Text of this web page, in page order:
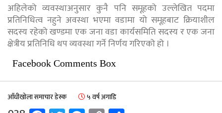
अहिलेको व्यवस्थाअनुसार कुनै पनि समूहको उल्लेखित पदमा
प्रतिनिधित्व नहुने अवस्था भएमा वडामा यो समूहबाट क्रियाशील
सदस्य रहेको खण्डमा एक जना वडा कार्यसमिति सदस्य र एक जना
क्षेत्रीय प्रतिनिधि थप व्यवस्था गर्ने निर्णय गरिएको हो ।
Facebook Comments Box
आँधीखोला समाचार डेस्क ५ वर्ष अगाडि